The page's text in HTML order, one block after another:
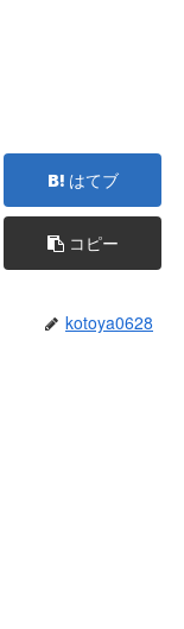
はてブ
コピー
kotoya0628